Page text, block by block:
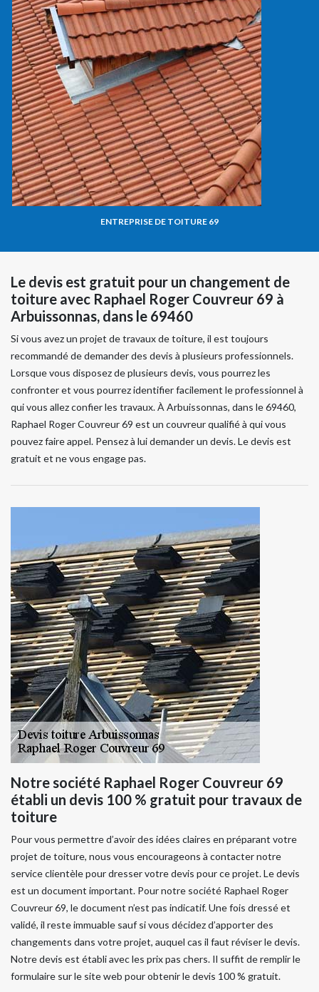
ENTREPRISE DE TOITURE 69
Le devis est gratuit pour un changement de
toiture avec Raphael Roger Couvreur 69 à
Arbuissonnas, dans le 69460
Si vous avez un projet de travaux de toiture, il est toujours
recommandé de demander des devis à plusieurs professionnels.
Lorsque vous disposez de plusieurs devis, vous pourrez les
confronter et vous pourrez identifier facilement le professionnel à
qui vous allez confier les travaux. À Arbuissonnas, dans le 69460,
Raphael Roger Couvreur 69 est un couvreur qualifié à qui vous
pouvez faire appel. Pensez à lui demander un devis. Le devis est
gratuit et ne vous engage pas.
Notre société Raphael Roger Couvreur 69
établi un devis 100 % gratuit pour travaux de
toiture
Pour vous permettre d’avoir des idées claires en préparant votre
projet de toiture, nous vous encourageons à contacter notre
service clientèle pour dresser votre devis pour ce projet. Le devis
est un document important. Pour notre société Raphael Roger
Couvreur 69, le document n’est pas indicatif. Une fois dressé et
validé, il reste immuable sauf si vous décidez d’apporter des
changements dans votre projet, auquel cas il faut réviser le devis.
Notre devis est établi avec les prix pas chers. Il suffit de remplir le
formulaire sur le site web pour obtenir le devis 100 % gratuit.